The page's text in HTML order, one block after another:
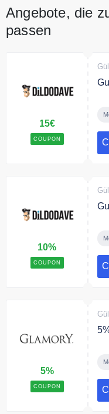
Angebote, die
passen
15€
COUPON
10%
COUPON
5%
COUPON